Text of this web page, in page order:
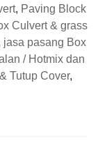
, Paving Block
Culvert & grass
jasa pasang Box
/ Hotmix dan
Tutup Cover,